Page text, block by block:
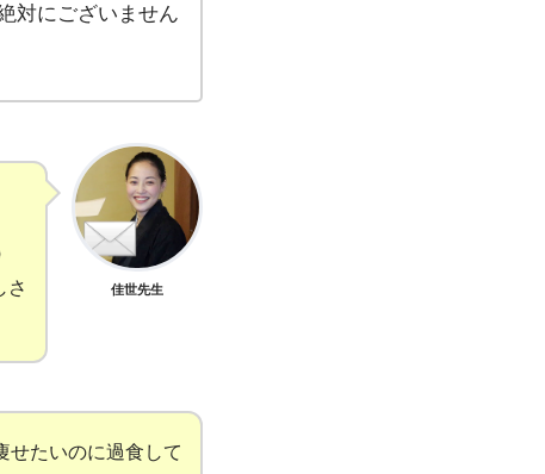
さ
対にございません
さ
佳世先生
せたいのに過食して